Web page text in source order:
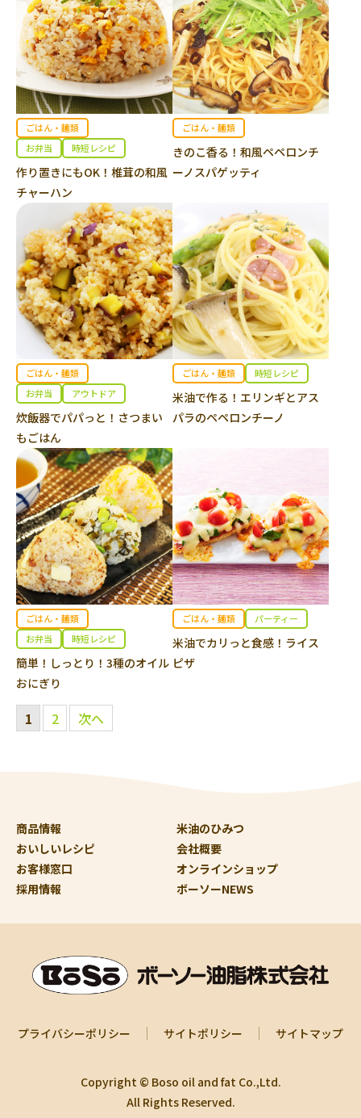
ごはん・麺類
お弁当
時短レシピ
作り置きにもOK！椎茸の和風
チャーハン
ごはん・麺類
きのこ香る！和風ペペロンチ
ーノスパゲッティ
ごはん・麺類
お弁当
アウトドア
炊飯器でパパっと！さつまい
もごはん
ごはん・麺類 時短レシピ
米油で作る！エリンギとアス
パラのペペロンチーノ
ごはん・麺類
お弁当
時短レシピ
簡単！しっとり！3種のオイル
おにぎり
ごはん・麺類 パーティー
米油でカリっと食感！ライス
ピザ
1 2 次へ
商品情報
米油のひみつ
おいしいレシピ
会社概要
お客様窓口
オンラインショップ
採用情報
ボーソーNEWS
プライバシーポリシー サイトポリシー サイトマップ
Copyright © Boso oil and fat Co.,Ltd.
All Rights Reserved.